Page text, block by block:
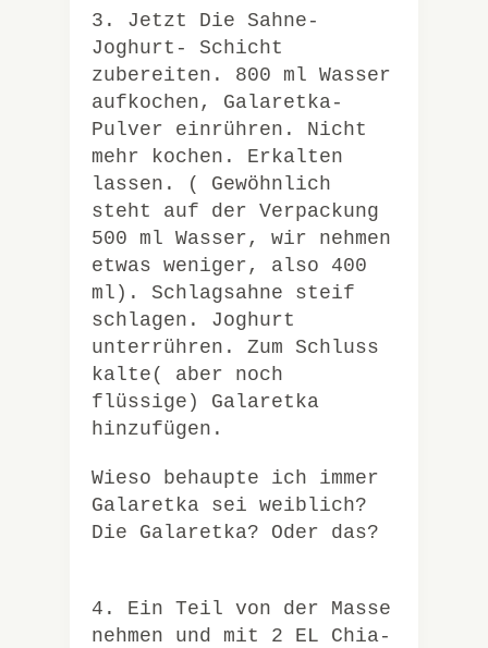
3. Jetzt Die Sahne-
Joghurt- Schicht
zubereiten. 800 ml Wasser
aufkochen, Galaretka-
Pulver einrühren. Nicht
mehr kochen. Erkalten
lassen. ( Gewöhnlich
steht auf der Verpackung
500 ml Wasser, wir nehmen
etwas weniger, also 400
ml). Schlagsahne steif
schlagen. Joghurt
unterrühren. Zum Schluss
kalte( aber noch
flüssige) Galaretka
hinzufügen.
Wieso behaupte ich immer
Galaretka sei weiblich?
Die Galaretka? Oder das?
4. Ein Teil von der Masse
nehmen und mit 2 EL Chia-